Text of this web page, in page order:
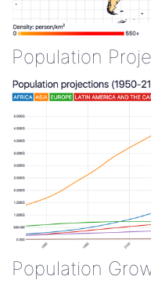
Population
Population